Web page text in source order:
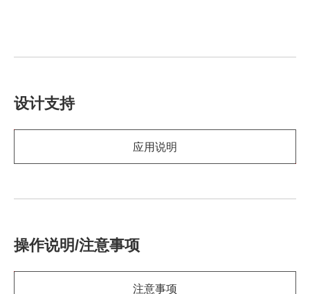
设计支持
应用说明
操作说明/注意事项
注意事项